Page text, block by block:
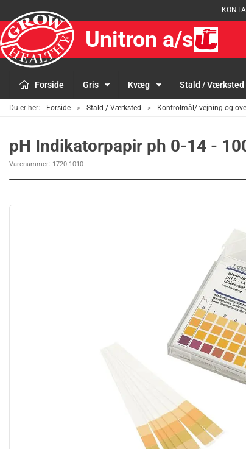
Unitron a/s
Forside Gris Kvæg Stald / Værksted
Du er her: Forside Stald / Værksted Kontrolmål/-vejning og
pH Indikatorpapir ph 0-14 -
Varenummer: 1720-1010